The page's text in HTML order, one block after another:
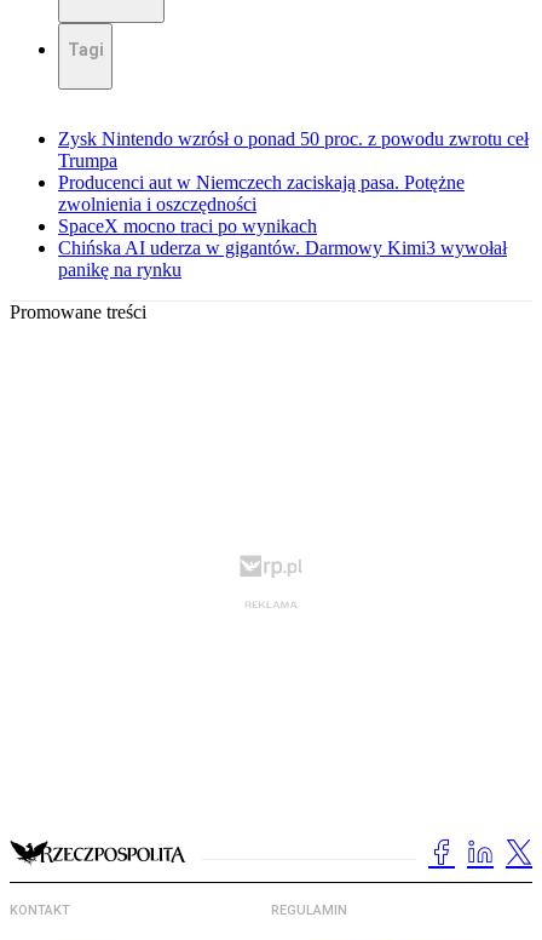
Tagi
Zysk Nintendo wzrósł o ponad 50 proc. z powodu zwrotu ceł
Trumpa
Producenci aut w Niemczech zaciskają pasa. Potężne
zwolnienia i oszczędności
SpaceX mocno traci po wynikach
Chińska AI uderza w gigantów. Darmowy Kimi3 wywołał
panikę na rynku
Promowane treści
KONTAKT REGULAMIN